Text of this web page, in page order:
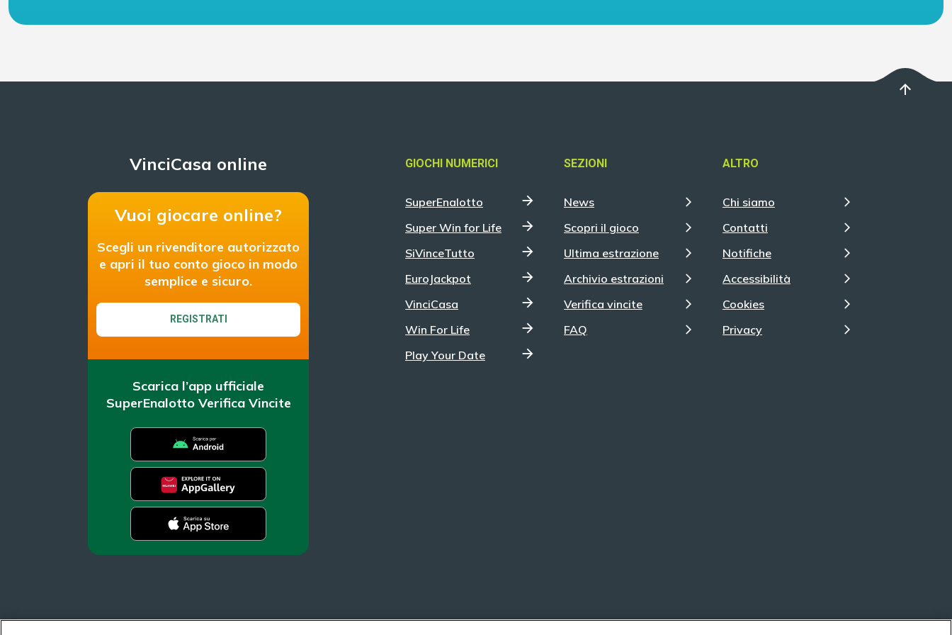
arrow_upward
VinciCasa online
Vuoi giocare online?
Scegli un rivenditore autorizzato
e apri il tuo conto gioco in modo
semplice e sicuro.
REGISTRATI
Scarica l’app ufficiale
SuperEnalotto Verifica Vincite
GIOCHI NUMERICI
SuperEnalotto
Super Win for Life
SiVinceTutto
EuroJackpot
VinciCasa
Win For Life
Play Your Date
SEZIONI
News
Scopri il gioco
Ultima estrazione
Archivio estrazioni
Verifica vincite
FAQ
ALTRO
Chi siamo
Contatti
Notifiche
Accessibilità
Cookies
Privacy